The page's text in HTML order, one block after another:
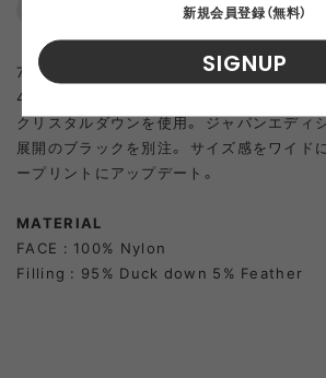
7Dナイロンの超軽量2レイヤー。耐水
40,000ml。 ヨーロピアンホワイトグース
クリスタルダウンを使用。 ジャパンエディ
展開のブラックを別注。 サイズ感をワイド
ープリントにアップデート。
MATERIAL
FACE : 100% Nylon
Filling : 95% Duck down 5% Feather
新規会員登録（無料）
SIGNUP